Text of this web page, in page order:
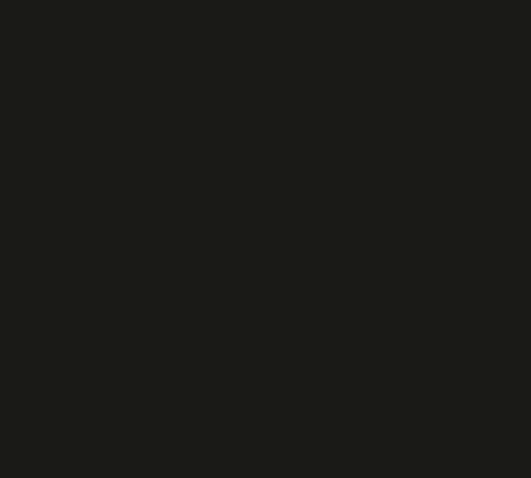
direção.
mas
corajosa e
pouco não